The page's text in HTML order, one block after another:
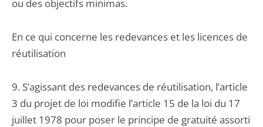
ou des objectifs minimas.
En ce qui concerne les redevances et les licences de
réutilisation
9. S’agissant des redevances de réutilisation, l’article
3 du projet de loi modifie l’article 15 de la loi du 17
juillet 1978 pour poser le principe de gratuité assorti